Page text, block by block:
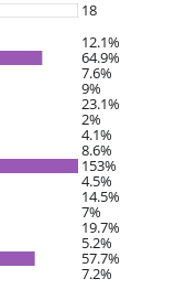
18
12.1%
64.9%
7.6%
9%
23.1%
2%
4.1%
8.6%
153%
4.5%
14.5%
7%
19.7%
5.2%
57.7%
7.2%